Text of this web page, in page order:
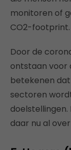
monitoren of
CO2-footprint.
Door de
ontstaan voor
betekenen
sectoren
doelstellingen.
daar nu al